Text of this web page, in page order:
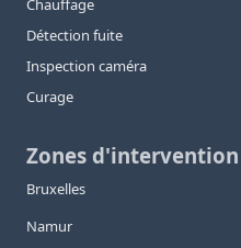
Chauffage
Détection fuite
Inspection caméra
Curage
Zones d'intervention
Bruxelles
Namur